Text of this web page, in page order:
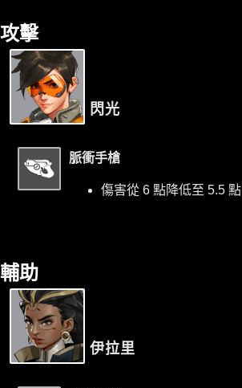
攻擊
閃光
脈衝手槍
傷害從 6 點降低至 5.5 點
輔助
伊拉里